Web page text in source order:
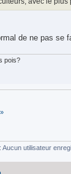
de ne pas se
pois?
utilisateur